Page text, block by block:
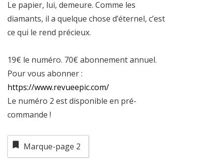
Le papier, lui, demeure. Comme les
diamants, il a quelque chose d’éternel, c’est
ce qui le rend précieux.
19€ le numéro. 70€ abonnement annuel.
Pour vous abonner :
https://www.revueepic.com/
Le numéro 2 est disponible en pré-
commande !
Marque-page 2